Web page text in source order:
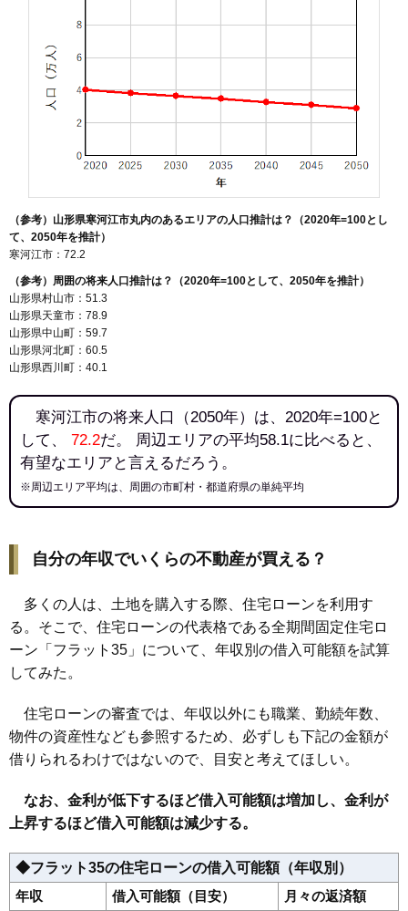
（参考）山形県寒河江市丸内のあるエリアの人口推計は？（2020年=100とし
て、2050年を推計）
寒河江市：72.2
（参考）周囲の将来人口推計は？（2020年=100として、2050年を推計）
山形県村山市：51.3
山形県天童市：78.9
山形県中山町：59.7
山形県河北町：60.5
山形県西川町：40.1
寒河江市の将来人口（2050年）は、2020年=100と
して、 72.2だ。 周辺エリアの平均58.1に比べると、
有望なエリアと言えるだろう。
※周辺エリア平均は、周囲の市町村・都道府県の単純平均
自分の年収でいくらの不動産が買える？
多くの人は、土地を購入する際、住宅ローンを利用す
る。そこで、住宅ローンの代表格である全期間固定住宅ロ
ーン「フラット35」について、年収別の借入可能額を試算
してみた。
住宅ローンの審査では、年収以外にも職業、勤続年数、
物件の資産性なども参照するため、必ずしも下記の金額が
借りられるわけではないので、目安と考えてほしい。
なお、金利が低下するほど借入可能額は増加し、金利が
上昇するほど借入可能額は減少する。
◆フラット35の住宅ローンの借入可能額（年収別）
年収
借入可能額（目安）
月々の返済額